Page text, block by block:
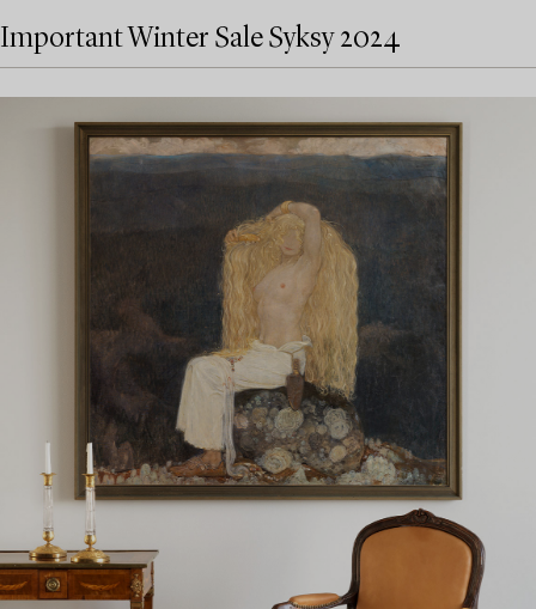
Important Winter Sale Syksy 2024